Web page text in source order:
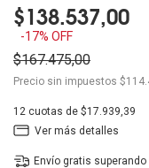
$138.537,00
-17% OFF
$167.475,00
Precio sin impuestos
12 cuotas de $17.939,39
Ver más detalles
Envío gratis superando